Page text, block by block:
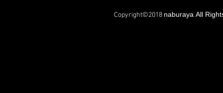
Copyright©2018 naburaya All